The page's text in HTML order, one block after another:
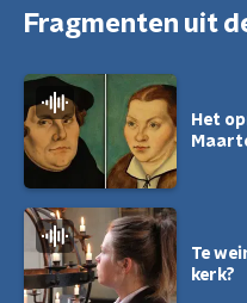
Fragmenten uit
Het
Te
kerk?